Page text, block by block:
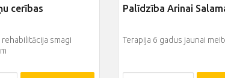
cerības
smagi
Palīdzība Arinai
Terapija 6 gadus jaunai